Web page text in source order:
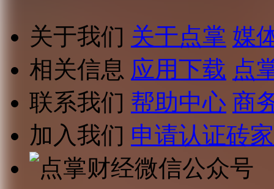
关于我们 关于点掌 媒
相关信息 应用下载 点
联系我们 帮助中心 商
加入我们 申请认证砖家